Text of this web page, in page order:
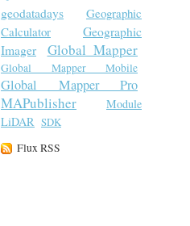
geodatadays
Geographic
Calculator
Geographic
Imager
Global Mapper
Global Mapper Mobile
Global Mapper Pro
MAPublisher
Module
LiDAR SDK
Flux RSS